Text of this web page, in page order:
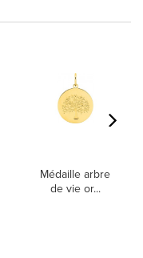
Médaille arbre
de vie or...